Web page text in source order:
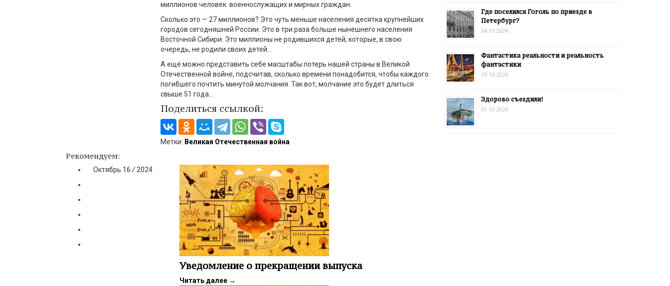
миллионов человек: военнослужащих и мирных граждан.
Сколько это — 27 миллионов? Это чуть меньше населения десятка крупнейших
городов сегодняшней России. Это в три раза больше нынешнего населения
Восточной Сибири. Это миллионы не родившихся детей, которые, в свою
очередь, не родили своих детей…
А ещё можно представить себе масштабы потерь нашей страны в Великой
Отечественной войне, подсчитав, сколько времени понадобится, чтобы каждого
погибшего почтить минутой молчания. Так вот, молчание это будет длиться
свыше 51 года…
Поделиться ссылкой:
Метки: Великая Отечественная война
Рекомендуем:
Октябрь 16/2024
Уведомление о прекращении выпуска
Читать далее →
Где поселился Гоголь по приезде в
Петербург?
04.10.2024
Фантастика реальности и реальность
фантастики
03.10.2024
Здорово съездили!
01.10.2024